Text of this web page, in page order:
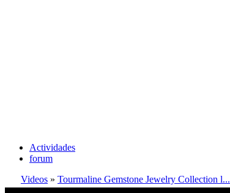
Actividades
forum
Videos » Tourmaline Gemstone Jewelry Collection l...